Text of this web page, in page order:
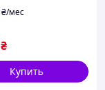
₴/мес
₴
Купить